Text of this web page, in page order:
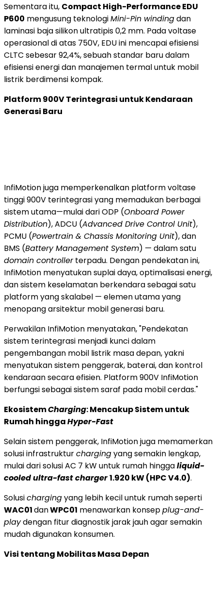
Sementara itu, Compact High-Performance EDU
P600 mengusung teknologiMini-Pin windingdan
laminasi baja silikon ultratipis 0,2 mm. Pada voltase
operasional di atas 750V, EDU ini mencapai efisiensi
CLTC sebesar 92,4%, sebuah standar baru dalam
efisiensi energi dan manajemen termal untuk mobil
listrik berdimensi kompak.
Platform 900V Terintegrasi untuk Kendaraan
Generasi Baru
InfiMotion juga memperkenalkan platform voltase
tinggi 900V terintegrasi yang memadukan berbagai
sistem utama—mulai dari ODP (Onboard Power
Distribution), ADCU (Advanced Drive Control Unit),
PCMU (Powertrain & Chassis Monitoring Unit), dan
BMS (Battery Management System) — dalam satu
domain controllerterpadu. Dengan pendekatan ini,
InfiMotion menyatukan suplai daya, optimalisasi energi,
dan sistem keselamatan berkendara sebagai satu
platform yang skalabel — elemen utama yang
menopang arsitektur mobil generasi baru.
Perwakilan InfiMotion menyatakan, "Pendekatan
sistem terintegrasi menjadi kunci dalam
pengembangan mobil listrik masa depan, yakni
menyatukan sistem penggerak, baterai, dan kontrol
kendaraan secara efisien. Platform 900V InfiMotion
berfungsi sebagai sistem saraf pada mobil cerdas."
EkosistemCharging: Mencakup Sistem untuk
Rumah hinggaHyper-Fast
Selain sistem penggerak, InfiMotion juga memamerkan
solusi infrastrukturchargingyang semakin lengkap,
mulai dari solusi AC 7 kW untuk rumah hinggaliquid-
cooled ultra-fast charger1.920 kW (HPC V4.0).
Solusichargingyang lebih kecil untuk rumah seperti
WAC01danWPC01 menawarkan konsepplug-and-
playdengan fitur diagnostik jarak jauh agar semakin
mudah digunakan konsumen.
Visi tentang Mobilitas Masa Depan